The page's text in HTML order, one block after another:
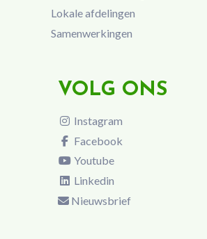
Lokale afdelingen
Samenwerkingen
VOLG ONS
Instagram
Facebook
Youtube
Linkedin
Nieuwsbrief